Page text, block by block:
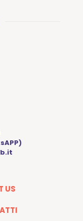
US